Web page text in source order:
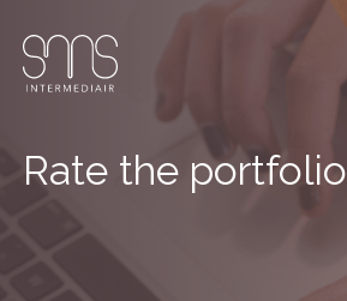
Rate the portfolio